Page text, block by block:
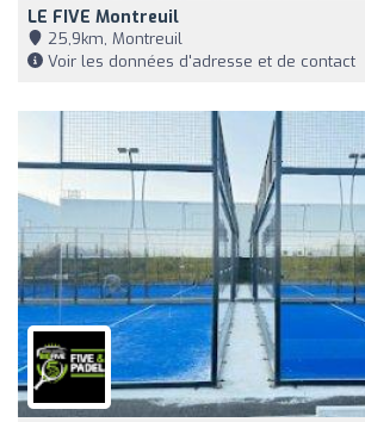
LE FIVE Montreuil
25,9km, Montreuil
Voir les données d'adresse et de contact